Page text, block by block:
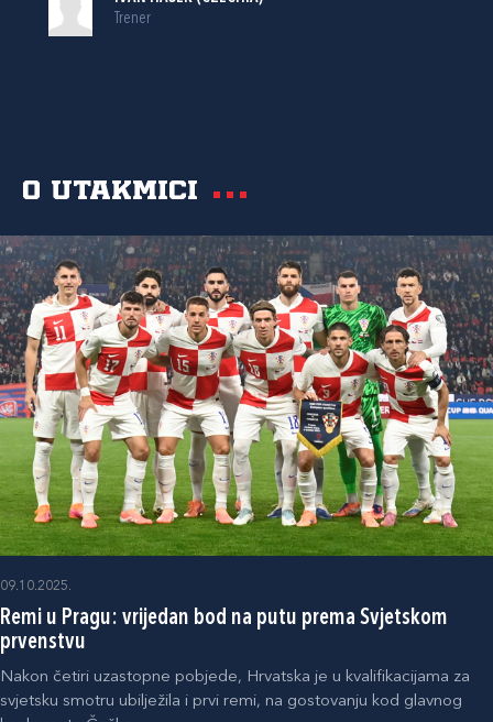
Trener
O utakmici
09.10.2025.
Remi u Pragu: vrijedan bod na putu prema Svjetskom
prvenstvu
Nakon četiri uzastopne pobjede, Hrvatska je u kvalifikacijama za
svjetsku smotru ubilježila i prvi remi, na gostovanju kod glavnog